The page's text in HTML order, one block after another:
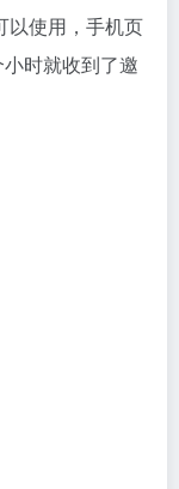
以使用，手机页
时就收到了邀